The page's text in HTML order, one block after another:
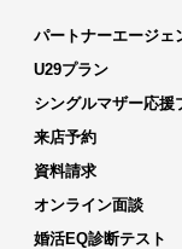
パートナーエージェ
U29プラン
シングルマザー応援
来店予約
資料請求
オンライン面談
婚活EQ診断テスト